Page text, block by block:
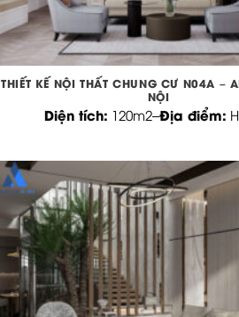
THIẾT KẾ NỘI THẤT CHUNG CƯ N04A –
NỘI
Diện tích: 120m2–Địa điểm: